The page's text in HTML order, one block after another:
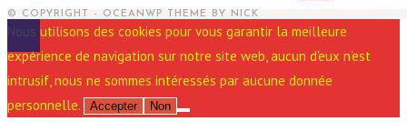
© COPYRIGHT - OCEANWP THEME BY NICK
Nous utilisons des cookies pour vous garantir la meilleure
expérience de navigation sur notre site web, aucun d'eux n'est
intrusif, nous ne sommes intéressés par aucune donnée
personnelle.
Accepter Non